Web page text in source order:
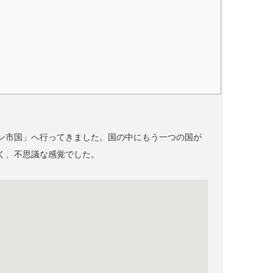
国」へ行ってきました。国の中にもう一つの国が
不思議な感覚でした。